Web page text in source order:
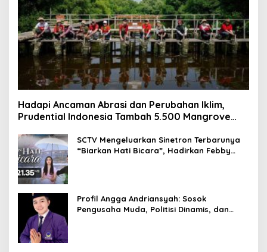
Hadapi Ancaman Abrasi dan Perubahan Iklim,
Prudential Indonesia Tambah 5.500 Mangrove
SCTV Mengeluarkan Sinetron Terbarunya
“Biarkan Hati Bicara”, Hadirkan Febby
Profil Angga Andriansyah: Sosok
Pengusaha Muda, Politisi Dinamis, dan